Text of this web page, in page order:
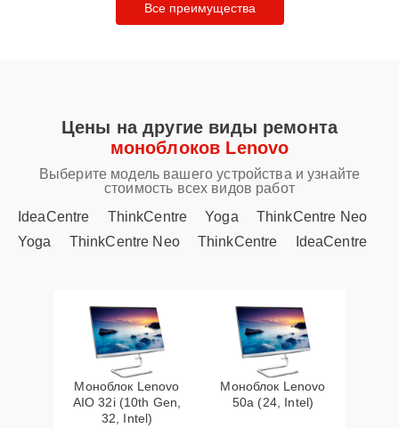
Все преимущества
Цены на другие виды ремонта
моноблоков Lenovo
Выберите модель вашего устройства и узнайте
стоимость всех видов работ
IdeaCentre
ThinkCentre Yoga
ThinkCentre Neo
Yoga
ThinkCentre Neo ThinkCentre IdeaCentre
Моноблок Lenovo
AIO 32i (10th Gen,
32, Intel)
Моноблок Lenovo
50a (24, Intel)